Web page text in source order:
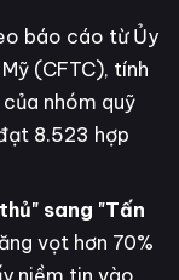
báo cáo từ Ủy
(CFTC), tính
nhóm quỹ
8.523 hợp
sang "Tấn
vọt hơn 70%
niềm tin vào